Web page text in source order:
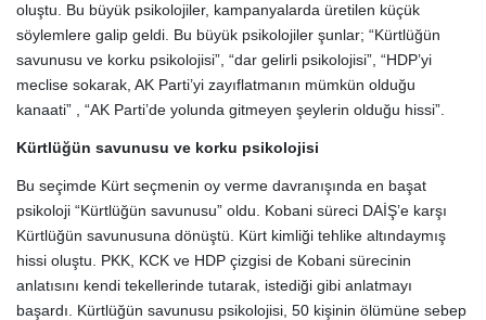
oluştu. Bu büyük psikolojiler, kampanyalarda üretilen küçük
söylemlere galip geldi. Bu büyük psikolojiler şunlar; “Kürtlüğün
savunusu ve korku psikolojisi”, “dar gelirli psikolojisi”, “HDP’yi
meclise sokarak, AK Parti’yi zayıflatmanın mümkün olduğu
kanaati” , “AK Parti’de yolunda gitmeyen şeylerin olduğu hissi”.
Kürtlüğün savunusu ve korku psikolojisi
Bu seçimde Kürt seçmenin oy verme davranışında en başat
psikoloji “Kürtlüğün savunusu” oldu. Kobani süreci DAİŞ’e karşı
Kürtlüğün savunusuna dönüştü. Kürt kimliği tehlike altındaymış
hissi oluştu. PKK, KCK ve HDP çizgisi de Kobani sürecinin
anlatısını kendi tekellerinde tutarak, istediği gibi anlatmayı
başardı. Kürtlüğün savunusu psikolojisi, 50 kişinin ölümüne sebep